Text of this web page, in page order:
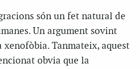
són un fet natural de
Un argument sovint
Tanmateix, aquest
obvia que la